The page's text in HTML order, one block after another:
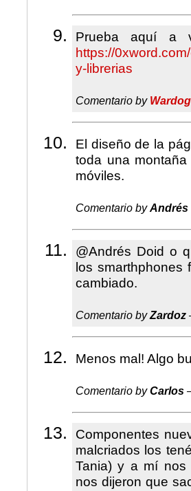
Prueba aquí a
https://
y-librerias
Comentario by Wardog
El diseño de la
toda una
móviles.
Comentario byAndrés
@Andrés Doid o
los
cambiado.
Comentario byZardoz
Menos mal! Algo
Comentario byCarlos
Componentes
malcriados los
Tania) y a mí nos
nos dijeron que